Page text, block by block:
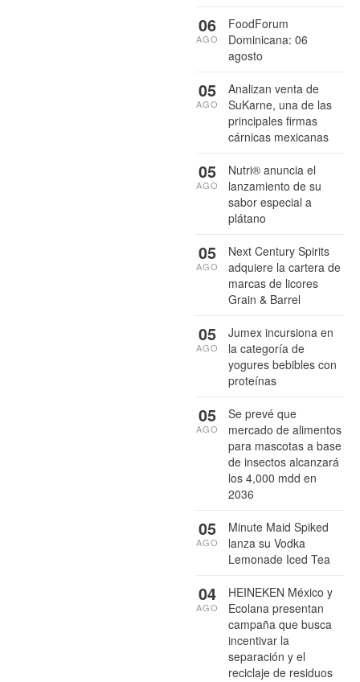
FoodForum
Dominicana: 06
agosto
06
AGO
Analizan venta de
SuKarne, una de las
principales firmas
cárnicas mexicanas
05
AGO
Nutri® anuncia el
lanzamiento de su
sabor especial a
plátano
05
AGO
Next Century Spirits
adquiere la cartera de
marcas de licores
Grain & Barrel
05
AGO
Jumex incursiona en
la categoría de
yogures bebibles con
proteínas
05
AGO
Se prevé que
mercado de alimentos
para mascotas a base
de insectos alcanzará
los 4,000 mdd en
2036
05
AGO
Minute Maid Spiked
lanza su Vodka
Lemonade Iced Tea
05
AGO
HEINEKEN México y
Ecolana presentan
campaña que busca
incentivar la
separación y el
reciclaje de residuos
04
AGO